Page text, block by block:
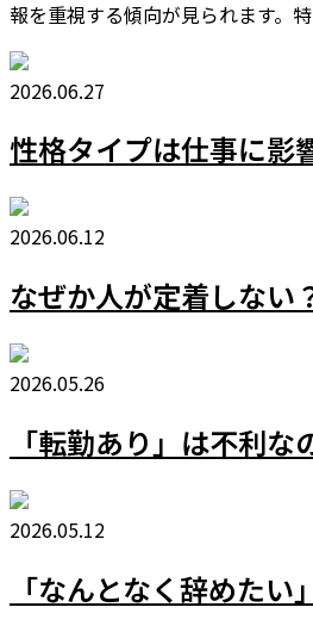
報を重視する傾向が見られます。
2026.06.27
性格タイプは仕事に影
2026.06.12
なぜか人が定着しない
2026.05.26
「転勤あり」は不利
2026.05.12
「なんとなく辞めた